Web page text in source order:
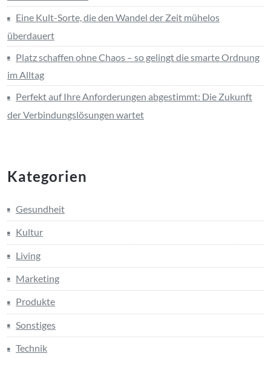
Eine Kult-Sorte, die den Wandel der Zeit mühelos
überdauert
Platz schaffen ohne Chaos – so gelingt die smarte Ordnung
im Alltag
Perfekt auf Ihre Anforderungen abgestimmt: Die Zukunft
der Verbindungslösungen wartet
Kategorien
Gesundheit
Kultur
Living
Marketing
Produkte
Sonstiges
Technik